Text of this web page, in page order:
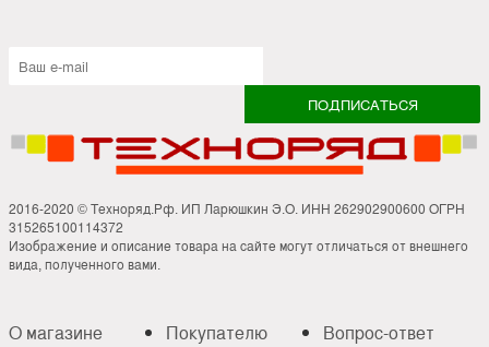
2016-2020 © Техноряд.Рф. ИП Ларюшкин Э.О. ИНН 262902900600 ОГРН
315265100114372
Изображение и описание товара на сайте могут отличаться от внешнего
вида, полученного вами.
О магазине
Покупателю
Вопрос-ответ